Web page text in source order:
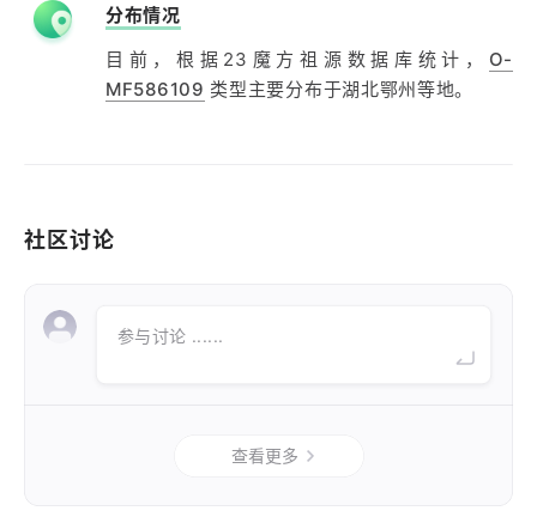
分布情况
目前，根据23魔方祖源数据库统计， O-
MF586109 类型主要分布于湖北鄂州等地。
社区讨论
参与讨论 ......
查看更多